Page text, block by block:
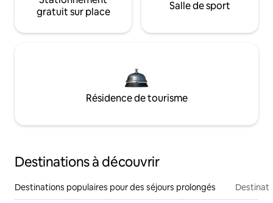
gratuit sur place
Salle de sport
Résidence de tourisme
Destinations à découvrir
Destinations populaires pour des séjours prolongés